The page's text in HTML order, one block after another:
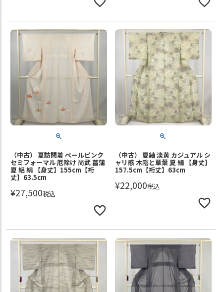
（中古） 夏訪問着 ペールピンク
セミフォーマル 厄除け 尚武 菖蒲
夏 絽 絹 【身丈】155cm【裄
丈】63.5cm
¥27,500税込
（中古） 夏紬 淡黄 カジュアル シ
ャリ感 木陰と草葉 夏 絹 【身丈】
157.5cm【裄丈】63cm
¥22,000税込